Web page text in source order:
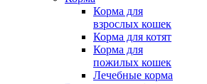
Корма для
взрослых кошек
Корма для котят
Корма для
пожилых кошек
Лечебные корма